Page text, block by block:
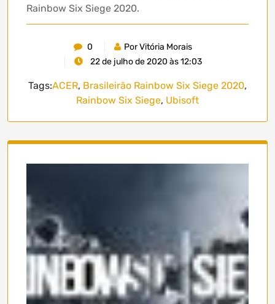
Rainbow Six Siege 2020.
0
Por Vitória Morais
22 de julho de 2020 às 12:03
Tags:ACER, Brasileirão Rainbow Six Siege 2020,
Rainbow Six Siege, Ubisoft